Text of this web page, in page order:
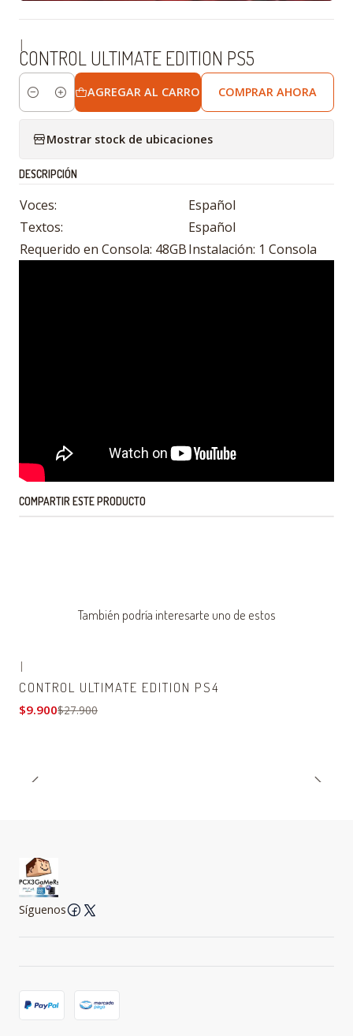
|
CONTROL ULTIMATE EDITION PS5
Cantidad
AGREGAR AL CARRO COMPRAR AHORA
Mostrar stock de ubicaciones
DESCRIPCIÓN
Voces:
Español
Textos:
Español
Requerido en Consola: 48GBInstalación: 1 Consola
COMPARTIR ESTE PRODUCTO
También podría interesarte uno de estos
|
CONTROL ULTIMATE EDITION PS4
$9.900$27.900
Síguenos